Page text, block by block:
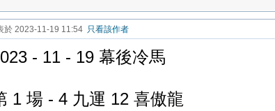
於 2023-11-19 11:54 只看該作者
- 11 - 19 幕後冷馬
1 場 - 4 九運 12 喜傲龍